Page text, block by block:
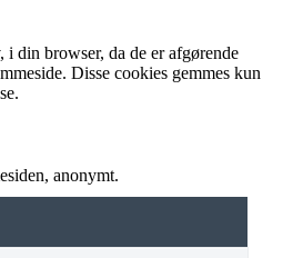
i din browser, da de er afgørende
Disse cookies gemmes kun
anonymt.